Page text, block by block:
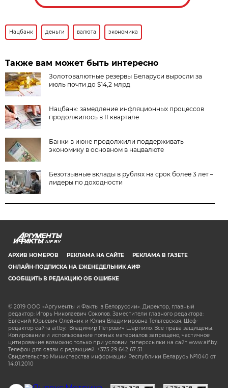
Нацбанк деньги валюта экономика
Также вам может быть интересно
Золотовалютные резервы Беларуси выросли за
июль почти до $14,2 млрд
Нацбанк: замедление инфляционных процессов
продолжилось в II квартале
Банки в июне продолжили поддерживать
экономику в основном в нацвалюте
Безотзывные вклады в рублях на срок более 3 лет –
лидеры по доходности
AIF.BY
АРХИВ НОМЕРОВ РЕКЛАМА НА САЙТЕ
РЕКЛАМА В ГАЗЕТЕ
ОНЛАЙН-ПОДПИСКА НА ЕЖЕНЕДЕЛЬНИК АИФ
СООБЩИТЬ В РЕДАКЦИЮ ОБ ОШИБКЕ
© 2019 ООО «Аргументы и Факты в Белоруссии». Директор, главный
редактор: Игорь Николаевич Соколов. Заместители главного редактора:
Евгений Юрьевич Олейник и Юлия Владимировна Тельтевская. Шеф-
редактор сайта aif.by: Владимир Петрович Шарпило. Все права защищены.
Копирование и использование полных материалов запрещено, частичное
цитирование возможно только при условии гиперссылки на сайт www.aif.by.
Телефон для связи с редакцией: +375 29 642 67 51.
Свидетельство Министерства информации Республики Беларусь №1040 от
14.01.2010